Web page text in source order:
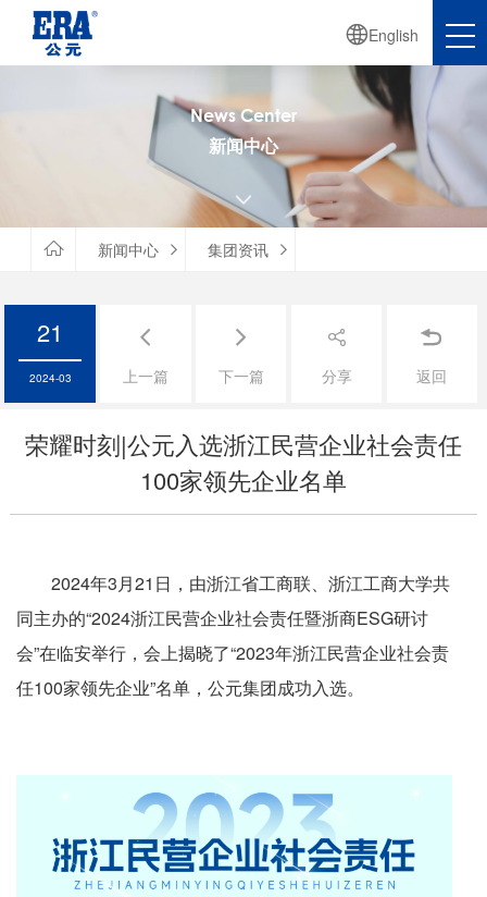
English
News Center
新闻中心

 新闻中心  集团资讯 
21
2024-03

上一篇

下一篇

分享

返回
荣耀时刻|公元入选浙江民营企业社会责任
100家领先企业名单
2024年3月21日，由浙江省工商联、浙江工商大学共
同主办的“2024浙江民营企业社会责任暨浙商ESG研讨
会”在临安举行，会上揭晓了“2023年浙江民营企业社会责
任100家领先企业”名单，公元集团成功入选。